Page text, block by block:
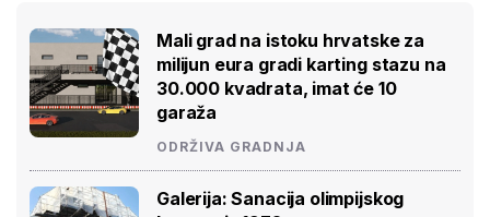
Mali grad na istoku hrvatske za
milijun eura gradi karting stazu na
30.000 kvadrata, imat će 10
garaža
ODRŽIVA GRADNJA
Galerija: Sanacija olimpijskog